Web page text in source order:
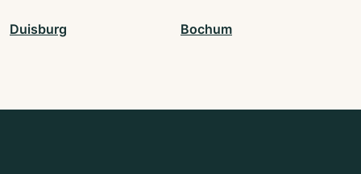
Duisburg Bochum